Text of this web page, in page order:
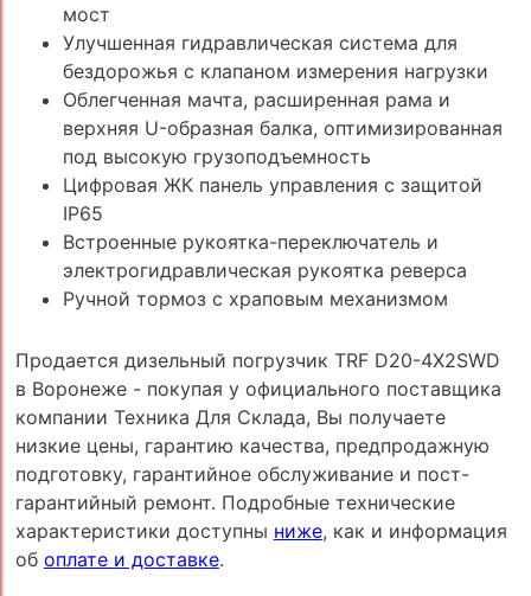
мост
Улучшенная гидравлическая система для
бездорожья с клапаном измерения нагрузки
Облегченная мачта, расширенная рама и
верхняя U-образная балка, оптимизированная
под высокую грузоподъемность
Цифровая ЖК панель управления с защитой
IP65
Встроенные рукоятка-переключатель и
электрогидравлическая рукоятка реверса
Ручной тормоз с храповым механизмом
Продается дизельный погрузчик TRF D20-4X2SWD
в Воронеже - покупая у официального поставщика
компании Техника Для Склада, Вы получаете
низкие цены, гарантию качества, предпродажную
подготовку, гарантийное обслуживание и пост-
гарантийный ремонт. Подробные технические
характеристики доступны ниже, как и информация
об оплате и доставке.